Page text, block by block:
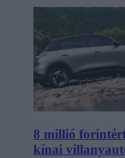
8 millió
kínai